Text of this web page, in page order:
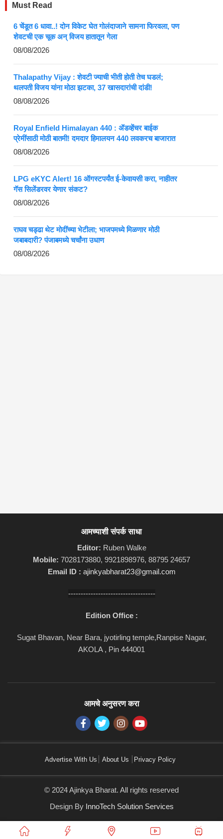
Must Read
6 चेंडूत 6 धावा..! दोन विकेट घेत गोलंदाजाने सामना फिरवला, पण
शेवटची एक चूक अन् विजय हातातून गेला
08/08/2026
Thalapathy Vijay : शेवटी ज्याची भीती होती तेच घडलं;
थलपती विजय यांना मोठा झटका, 37 खासदारांची दांडी!
08/08/2026
Royal Enfield Himalayan 440 : ॲडव्हेंचर बाईक
प्रेमींसाठी मोठी बातमी! दमदार हिमालयन 440 लवकरच बाजारात
08/08/2026
LPG eKYC Alert! 16 ऑगस्टपर्यंत ई-केवायसी करा, नाहीतर
गॅस सिलेंडरवर येणार संकट?
08/08/2026
राघव चड्ढा थेट मोदींच्या भेटीला; भाजपमध्ये मिळणार मोठी
जबाबदारी? पंजाबमध्ये चर्चांना उधाण
08/08/2026
आमच्याशी संपर्क साधा
Editor: Ruben Walke
Mobile: 7028173880, 9921898976, 88795 24657
Email ID : ajinkyabharat23@gmail.com
-----------------------------------
Edition Office :
Sugat Bhavan, Near Bara, jyotirling temple,Ranpise Nagar,
AKOLA , Pin 444001
आमचे अनुसरण करा
Advertise With Us About Us Privacy Policy
© 2024 Ajinkya Bharat. All rights reserved
Design By InnoTech Solution Services